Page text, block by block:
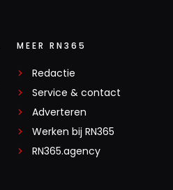
MEER RN365
Redactie
Service & contact
Adverteren
Werken bij RN365
RN365.agency